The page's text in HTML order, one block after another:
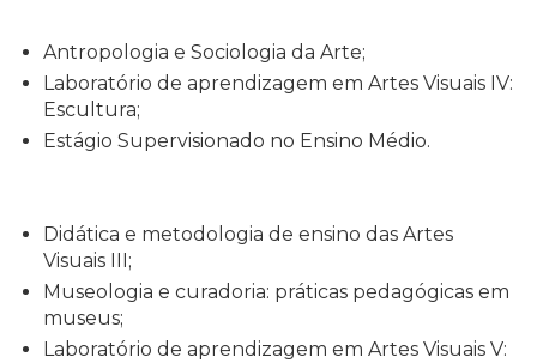
Antropologia e Sociologia da Arte;
Laboratório de aprendizagem em Artes Visuais IV:
Escultura;
Estágio Supervisionado no Ensino Médio.
Didática e metodologia de ensino das Artes
Visuais III;
Museologia e curadoria: práticas pedagógicas em
museus;
Laboratório de aprendizagem em Artes Visuais V: